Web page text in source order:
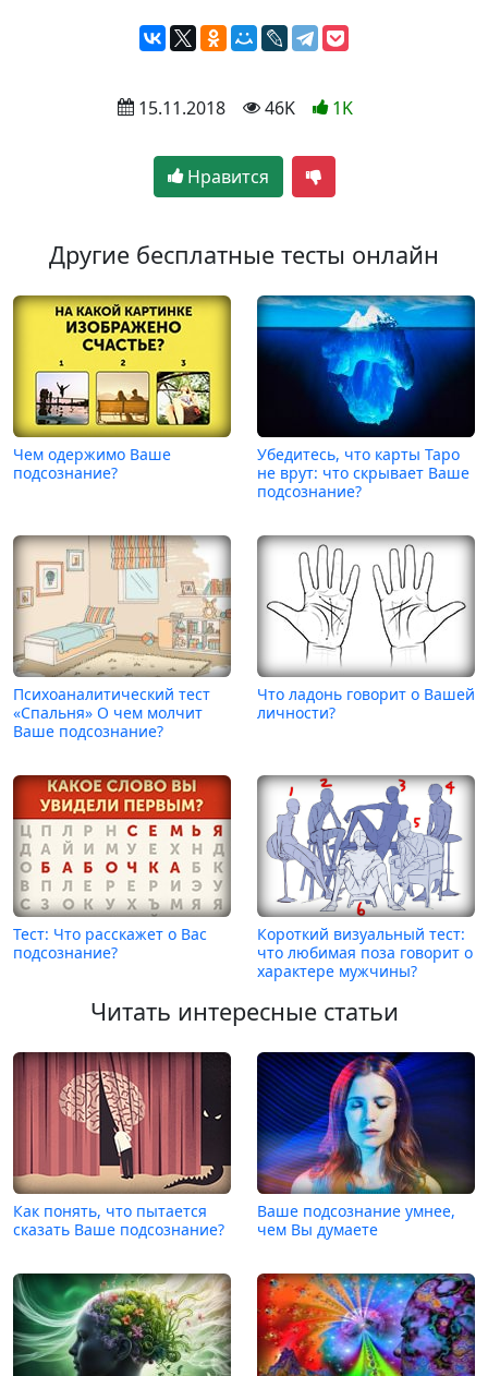
15.11.2018 46K 1K
Нравится
Другие бесплатные тесты онлайн
Чем одержимо Ваше
подсознание?
Убедитесь, что карты Таро
не врут: что скрывает Ваше
подсознание?
Психоаналитический тест
«Спальня» О чем молчит
Ваше подсознание?
Что ладонь говорит о Вашей
личности?
Тест: Что расскажет о Вас
подсознание?
Короткий визуальный тест:
что любимая поза говорит о
характере мужчины?
Читать интересные статьи
Как понять, что пытается
сказать Ваше подсознание?
Ваше подсознание умнее,
чем Вы думаете